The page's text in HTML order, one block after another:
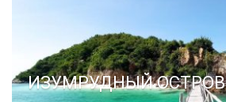
ИЗУМРУДНЫЙ ОСТРОВ